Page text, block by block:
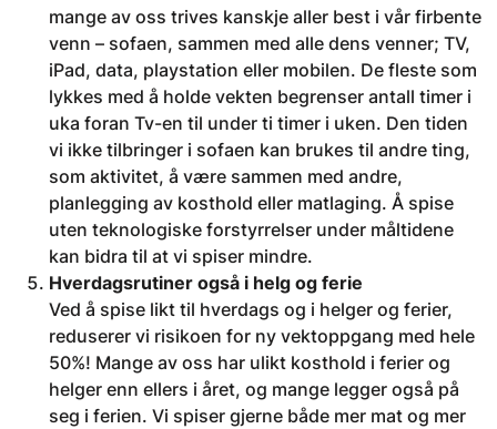
mange av oss trives kanskje aller best i vår firbente
venn – sofaen, sammen med alle dens venner; TV,
iPad, data, playstation eller mobilen. De fleste som
lykkes med å holde vekten begrenser antall timer i
uka foran Tv-en til under ti timer i uken. Den tiden
vi ikke tilbringer i sofaen kan brukes til andre ting,
som aktivitet, å være sammen med andre,
planlegging av kosthold eller matlaging. Å spise
uten teknologiske forstyrrelser under måltidene
kan bidra til at vi spiser mindre.
Hverdagsrutiner også i helg og ferie
Ved å spise likt til hverdags og i helger og ferier,
reduserer vi risikoen for ny vektoppgang med hele
50%! Mange av oss har ulikt kosthold i ferier og
helger enn ellers i året, og mange legger også på
seg i ferien. Vi spiser gjerne både mer mat og mer